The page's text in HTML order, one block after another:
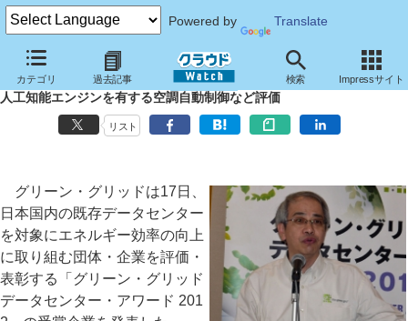
Powered by Translate
カテゴリ 過去記事 検索 Impressサイト
グリーン・グリッドの省エネアワード、最優秀賞はNTT Comらの共同
プロジェクトに
人工知能エンジンを有する空調自動制御など評価
リスト
グリーン・グリッドは17日、
日本国内の既存データセンター
を対象にエネルギー効率の向上
に取り組む団体・企業を評価・
表彰する「グリーン・グリッド
データセンター・アワード 201